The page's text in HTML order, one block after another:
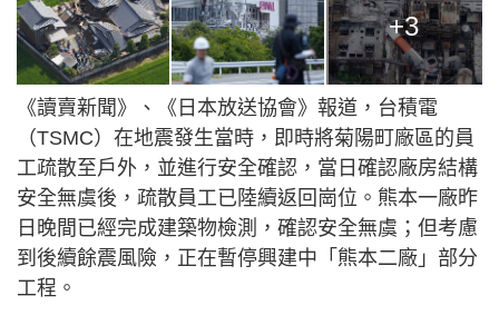
+3
《讀賣新聞》、《日本放送協會》報道，台積電
（TSMC）在地震發生當時，即時將菊陽町廠區的員
工疏散至戶外，並進行安全確認，當日確認廠房結構
安全無虞後，疏散員工已陸續返回崗位。熊本一廠昨
日晚間已經完成建築物檢測，確認安全無虞；但考慮
到後續餘震風險，正在暫停興建中「熊本二廠」部分
工程。